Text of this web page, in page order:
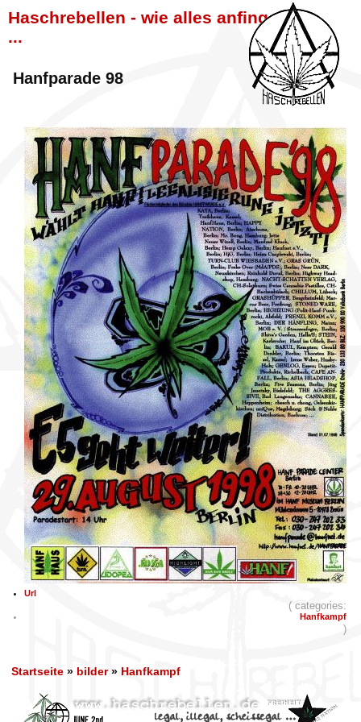
Haschrebellen - wie alles anfing
...
Hanfparade 98
Url
( categories:
Hanfkampf
)
Startseite » bilder» Hanfkampf